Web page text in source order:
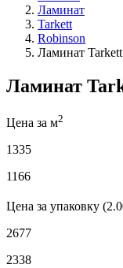
Ламинат
Tarkett
Robinson
Ламинат
Ламинат
Цена за м2
1335
1166
Цена за упаковку
2677
2338